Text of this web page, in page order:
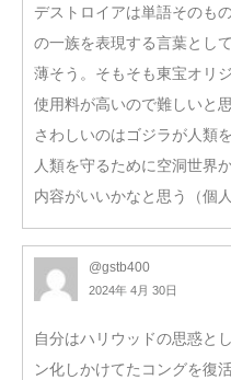
デストロイアは単語そのも
の一族を表現する言葉とし
薄そう。そもそも東宝オリ
使用料が高いので難しいと
さわしいのはゴジラが人類
人類を守るために空洞世界
内容がいいかなと思う（個人
@gstb400
2024年 4月 30日
自分はハリウッドの思惑と
ン化しかけてたコングを復